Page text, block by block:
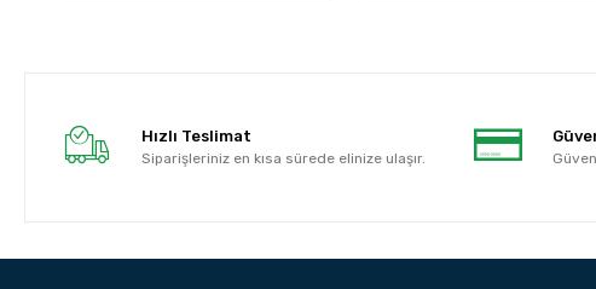
Hızlı Teslimat
Siparişleriniz en kısa sürede elinize ulaşır.